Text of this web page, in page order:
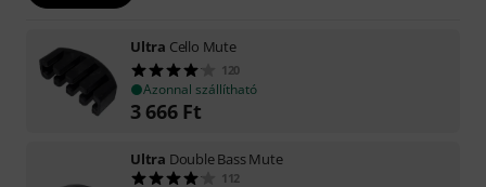
Ultra Cello Mute
120
Azonnal szállítható
3 666 Ft
Ultra Double Bass Mute
112